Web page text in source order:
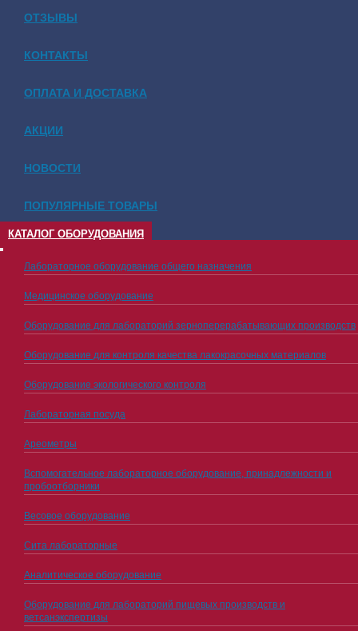
ОТЗЫВЫ
КОНТАКТЫ
ОПЛАТА И ДОСТАВКА
АКЦИИ
НОВОСТИ
ПОПУЛЯРНЫЕ ТОВАРЫ
КАТАЛОГ ОБОРУДОВАНИЯ
Лабораторное оборудование общего назначения
Медицинское оборудование
Оборудование для лабораторий зерноперерабатывающих производств
Оборудование для контроля качества лакокрасочных материалов
Оборудование экологического контроля
Лабораторная посуда
Ареометры
Вспомогательное лабораторное оборудование, принадлежности и
пробоотборники
Весовое оборудование
Сита лабораторные
Аналитическое оборудование
Оборудование для лабораторий пищевых производств и
ветсанэкспертизы